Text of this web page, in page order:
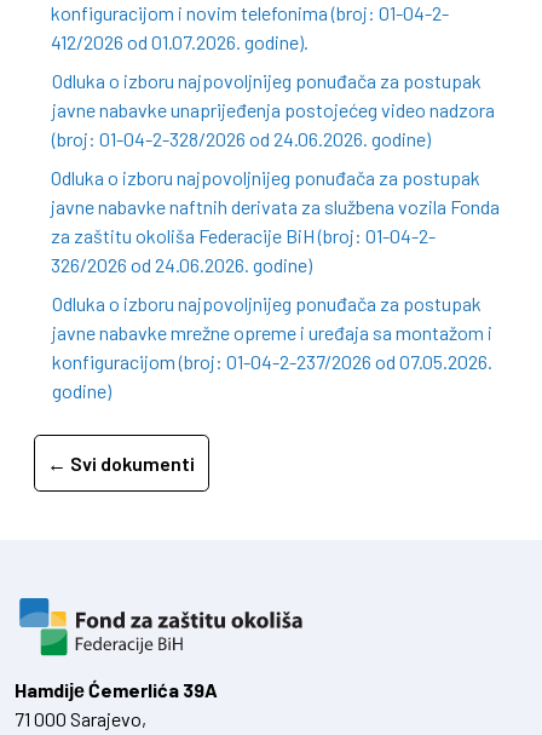
konfiguracijom i novim telefonima (broj: 01-04-2-
412/2026 od 01.07.2026. godine).
Odluka o izboru najpovoljnijeg ponuđača za postupak
javne nabavke unaprijeđenja postojećeg video nadzora
(broj: 01-04-2-328/2026 od 24.06.2026. godine)
Odluka o izboru najpovoljnijeg ponuđača za postupak
javne nabavke naftnih derivata za službena vozila Fonda
za zaštitu okoliša Federacije BiH (broj: 01-04-2-
326/2026 od 24.06.2026. godine)
Odluka o izboru najpovoljnijeg ponuđača za postupak
javne nabavke mrežne opreme i uređaja sa montažom i
konfiguracijom (broj: 01-04-2-237/2026 od 07.05.2026.
godine)
← Svi dokumenti
Hamdiје Ćemerlića 39A
71 000 Sarajevo,